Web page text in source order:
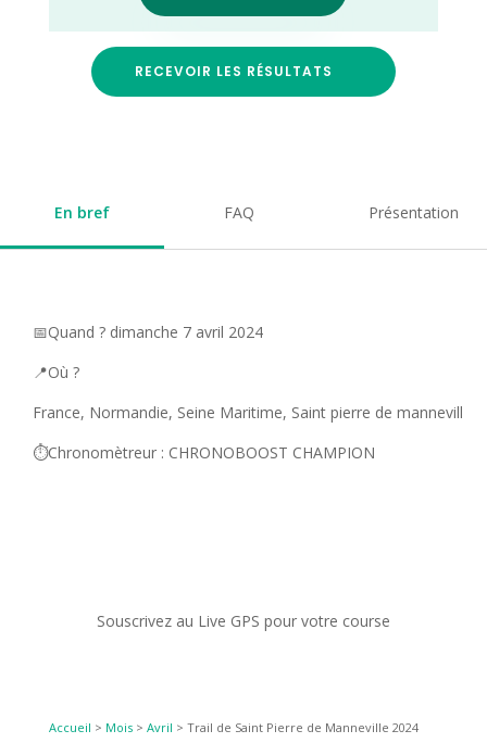
RECEVOIR LES RÉSULTATS
En bref FAQ Présentation
📅Quand ? dimanche 7 avril 2024
📍Où ?
France, Normandie, Seine Maritime, Saint pierre de mannevill
⏱️Chronomètreur : CHRONOBOOST CHAMPION
Souscrivez au Live GPS pour votre course
Accueil > Mois> Avril > Trail de Saint Pierre de Manneville 2024